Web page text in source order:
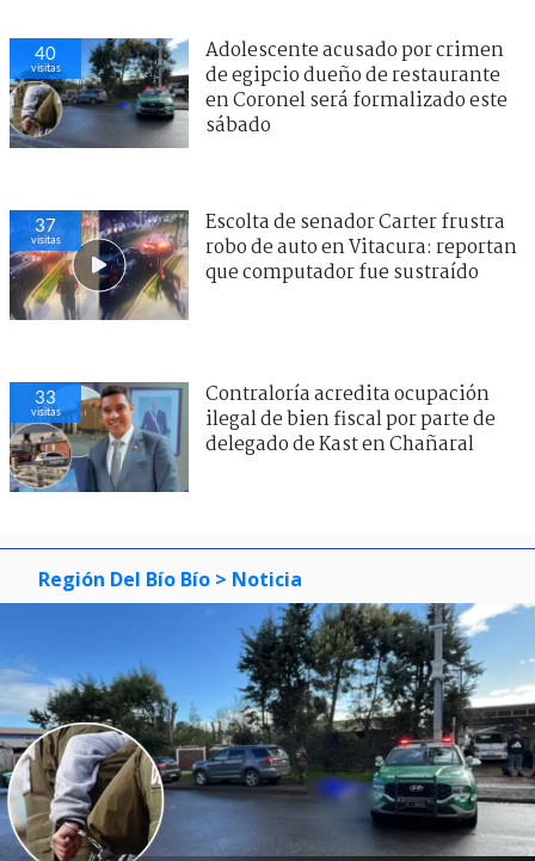
40
visitas
Adolescente acusado por crimen
de egipcio dueño de restaurante
en Coronel será formalizado este
sábado
37
visitas
Escolta de senador Carter frustra
robo de auto en Vitacura: reportan
que computador fue sustraído
33
visitas
Contraloría acredita ocupación
ilegal de bien fiscal por parte de
delegado de Kast en Chañaral
Región Del Bío Bío > Noticia